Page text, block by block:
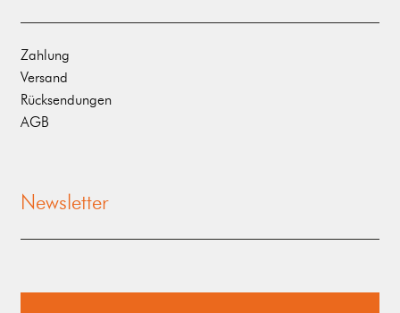
Zahlung
Versand
Rücksendungen
AGB
Newsletter